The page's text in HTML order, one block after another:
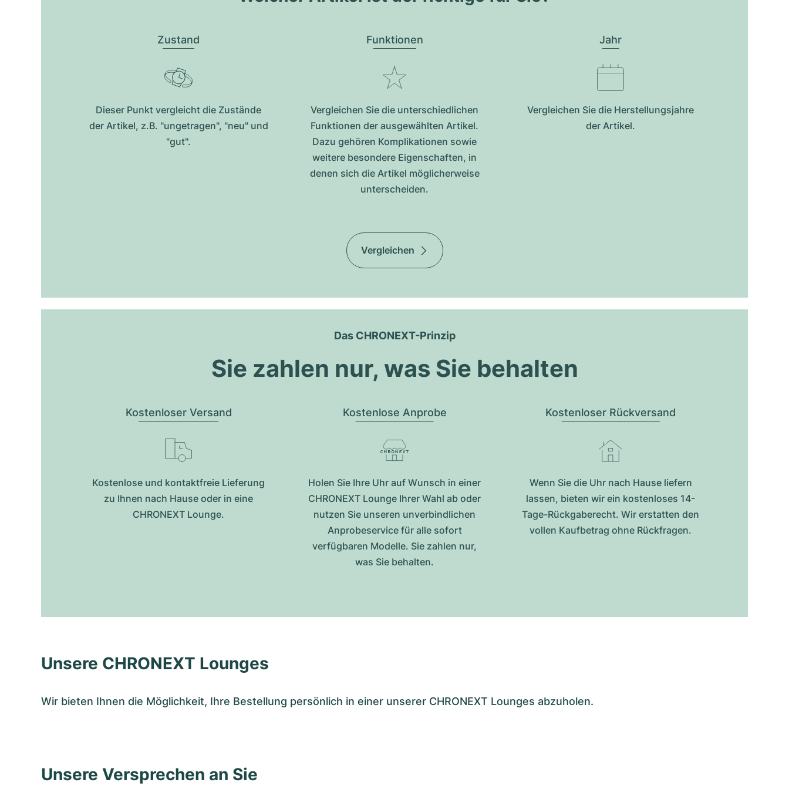
Zustand
Dieser Punkt vergleicht die Zustände
der Artikel, z.B. "ungetragen", "neu" und
"gut".
Funktionen
Vergleichen Sie die unterschiedlichen
Funktionen der ausgewählten Artikel.
Dazu gehören Komplikationen sowie
weitere besondere Eigenschaften, in
denen sich die Artikel möglicherweise
unterscheiden.
Jahr
Vergleichen Sie die Herstellungsjahre
der Artikel.
Vergleichen
Das CHRONEXT-Prinzip
Sie zahlen nur, was Sie behalten
Kostenloser Versand
Kostenlose und kontaktfreie Lieferung
zu Ihnen nach Hause oder in eine
CHRONEXT Lounge.
Kostenlose Anprobe
Holen Sie Ihre Uhr auf Wunsch in einer
CHRONEXT Lounge Ihrer Wahl ab oder
nutzen Sie unseren unverbindlichen
Anprobeservice für alle sofort
verfügbaren Modelle. Sie zahlen nur,
was Sie behalten.
Kostenloser Rückversand
Wenn Sie die Uhr nach Hause liefern
lassen, bieten wir ein kostenloses 14-
Tage-Rückgaberecht. Wir erstatten den
vollen Kaufbetrag ohne Rückfragen.
Unsere CHRONEXT Lounges
Wir bieten Ihnen die Möglichkeit, Ihre Bestellung persönlich in einer unserer CHRONEXT Lounges abzuholen.
Unsere Versprechen an Sie